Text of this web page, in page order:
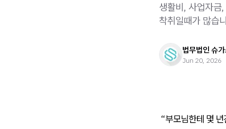
생활비, 사업자금
착취일때가 많습
법무법인 슈
Jun 20, 2026
“부모님한테 몇